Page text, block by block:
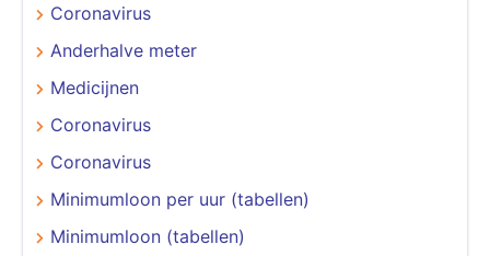
Coronavirus
Anderhalve meter
Medicijnen
Coronavirus
Coronavirus
Minimumloon per uur (tabellen)
Minimumloon (tabellen)